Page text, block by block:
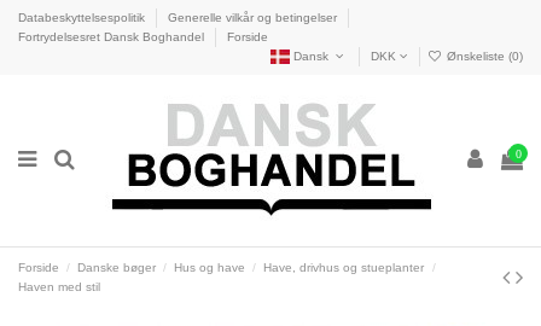
Databeskyttelsespolitik
Generelle vilkår og betingelser
Fortrydelsesret Dansk Boghandel
Forside
Dansk
DKK Ønskeliste (0)
0
Forside Danske bøger Hus og have
Have, drivhus og stueplanter
Haven med stil